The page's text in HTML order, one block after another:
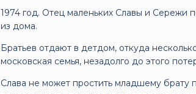
1974 год. Отец маленьких Славы и Сережи
из дома.
Братьев отдают в детдом, откуда
московская семья, незадолго до этого
Слава не может простить младшему брату